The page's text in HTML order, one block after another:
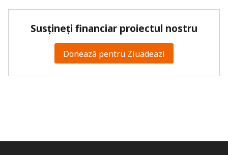
Susțineți financiar proiectul nostru
Donează pentru Ziuadeazi